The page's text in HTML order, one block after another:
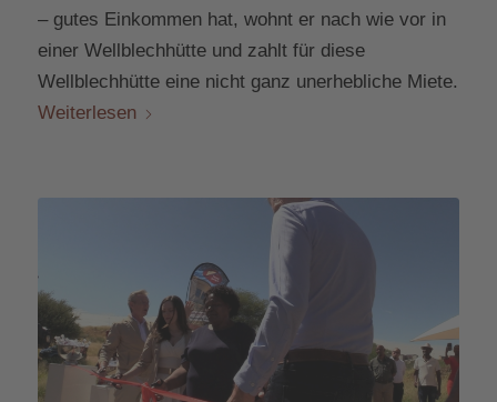
– gutes Einkommen hat, wohnt er nach wie vor in
einer Wellblechhütte und zahlt für diese
Wellblechhütte eine nicht ganz unerhebliche Miete.
Weiterlesen